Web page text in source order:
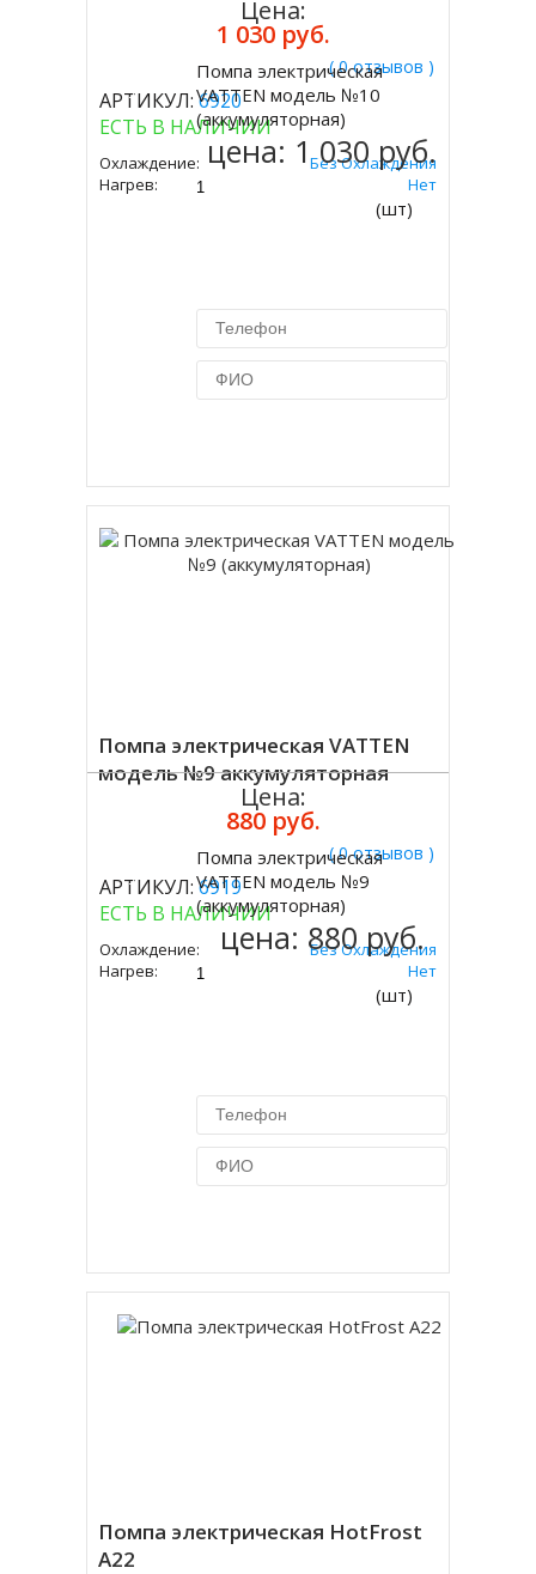
( 0 отзывов )
АРТИКУЛ:6920
ЕСТЬ В НАЛИЧИИ
Охлаждение:
Без Охлаждения
Нагрев:
Нет
Цена:
1 030 руб.
Помпа электрическая
VATTEN модель №10
(аккумуляторная)
цена: 1 030 руб.
(шт)
Помпа электрическая VATTEN
модель №9 аккумуляторная
( 0 отзывов )
АРТИКУЛ:6919
ЕСТЬ В НАЛИЧИИ
Охлаждение:
Без Охлаждения
Нагрев:
Нет
Цена:
880 руб.
Помпа электрическая
VATTEN модель №9
(аккумуляторная)
цена: 880 руб.
(шт)
Помпа электрическая HotFrost
A22